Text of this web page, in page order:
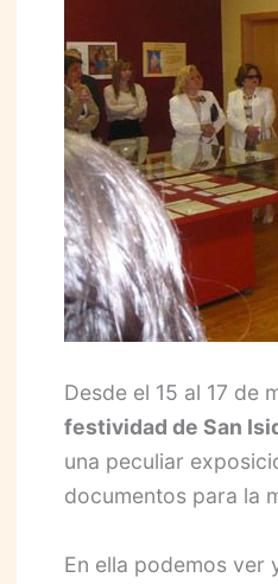
Desde el 15 al 17 de
festividad de San
una peculiar
documentos para la
En ella podemos ver